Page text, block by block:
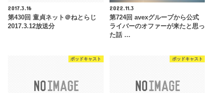
2017.3.16
第430回 童貞ネット＠ねとらじ
2017.3.12放送分
2022.11.3
第724回 avexグループから公式
ライバーのオファーが来たと思っ
た話 …
ポッドキャスト ポッドキャスト